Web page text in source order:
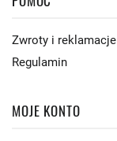
Zwroty i reklamacje
Regulamin
MOJE KONTO